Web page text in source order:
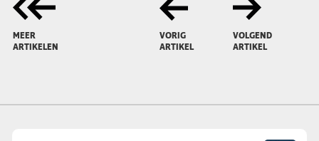
MEER
ARTIKELEN
VORIG
ARTIKEL
VOLGEND
ARTIKEL